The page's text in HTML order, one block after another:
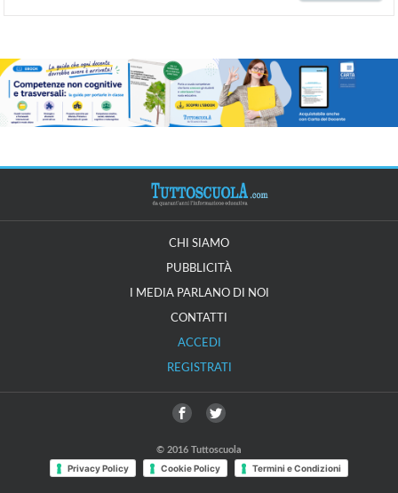
CHI SIAMO
PUBBLICITÀ
I MEDIA PARLANO DI NOI
CONTATTI
ACCEDI
REGISTRATI
© 2016 Tuttoscuola
Privacy Policy Cookie Policy Termini e Condizioni